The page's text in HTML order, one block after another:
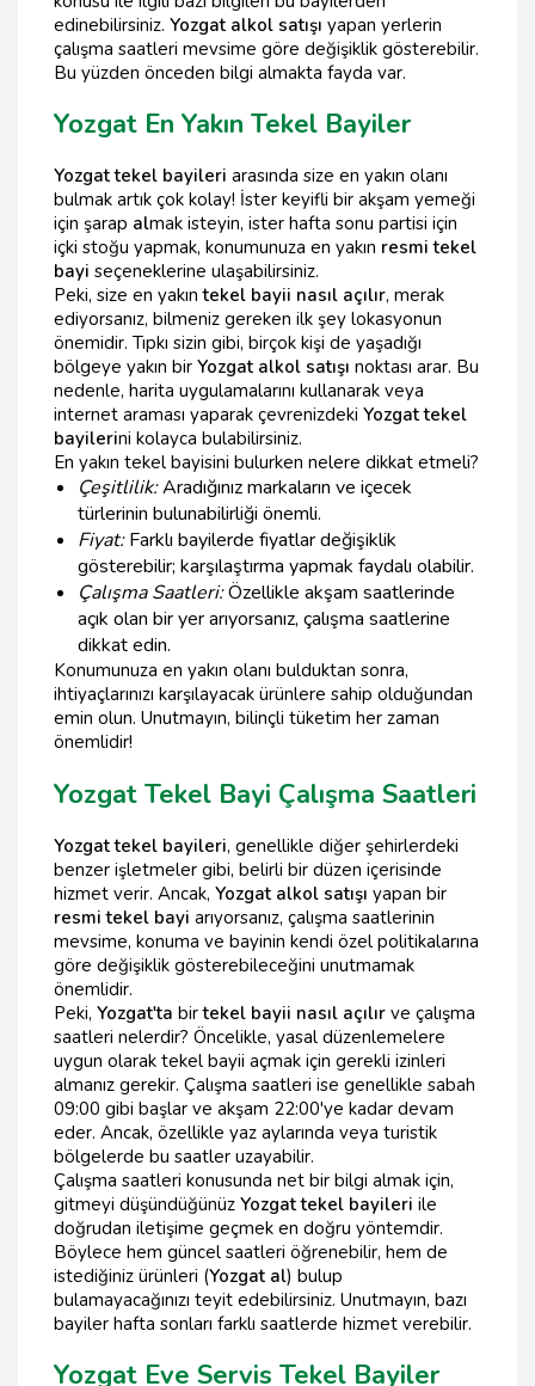
edinebilirsiniz. Yozgat alkol satışı yapan yerlerin
çalışma saatleri mevsime göre değişiklik gösterebilir.
Bu yüzden önceden bilgi almakta fayda var.
Yozgat En Yakın Tekel Bayiler
Yozgat tekel bayileri arasında size en yakın olanı
bulmak artık çok kolay! İster keyifli bir akşam yemeği
için şarap almak isteyin, ister hafta sonu partisi için
içki stoğu yapmak, konumunuza en yakın resmi tekel
bayi seçeneklerine ulaşabilirsiniz.
Peki, size en yakıntekel bayii nasıl açılır, merak
ediyorsanız, bilmeniz gereken ilk şey lokasyonun
önemidir. Tıpkı sizin gibi, birçok kişi de yaşadığı
bölgeye yakın bir Yozgat alkol satışı noktası arar. Bu
nedenle, harita uygulamalarını kullanarak veya
internet araması yaparak çevrenizdeki Yozgat tekel
bayilerini kolayca bulabilirsiniz.
En yakın tekel bayisini bulurken nelere dikkat etmeli?
Çeşitlilik:Aradığınız markaların ve içecek
türlerinin bulunabilirliği önemli.
Fiyat:Farklı bayilerde fiyatlar değişiklik
gösterebilir; karşılaştırma yapmak faydalı olabilir.
Çalışma Saatleri:Özellikle akşam saatlerinde
açık olan bir yer arıyorsanız, çalışma saatlerine
dikkat edin.
Konumunuza en yakın olanı bulduktan sonra,
ihtiyaçlarınızı karşılayacak ürünlere sahip olduğundan
emin olun. Unutmayın, bilinçli tüketim her zaman
önemlidir!
Yozgat Tekel Bayi Çalışma Saatleri
Yozgat tekel bayileri, genellikle diğer şehirlerdeki
benzer işletmeler gibi, belirli bir düzen içerisinde
hizmet verir. Ancak, Yozgat alkol satışı yapan bir
resmi tekel bayi arıyorsanız, çalışma saatlerinin
mevsime, konuma ve bayinin kendi özel politikalarına
göre değişiklik gösterebileceğini unutmamak
önemlidir.
Peki, Yozgat'ta birtekel bayii nasıl açılır ve çalışma
saatleri nelerdir? Öncelikle, yasal düzenlemelere
uygun olarak tekel bayii açmak için gerekli izinleri
almanız gerekir. Çalışma saatleri ise genellikle sabah
09:00 gibi başlar ve akşam 22:00'ye kadar devam
eder. Ancak, özellikle yaz aylarında veya turistik
bölgelerde bu saatler uzayabilir.
Çalışma saatleri konusunda net bir bilgi almak için,
gitmeyi düşündüğünüz Yozgat tekel bayileri ile
doğrudan iletişime geçmek en doğru yöntemdir.
Böylece hem güncel saatleri öğrenebilir, hem de
istediğiniz ürünleri (Yozgat al) bulup
bulamayacağınızı teyit edebilirsiniz. Unutmayın, bazı
bayiler hafta sonları farklı saatlerde hizmet verebilir.
Yozgat Eve Servis Tekel Bayiler